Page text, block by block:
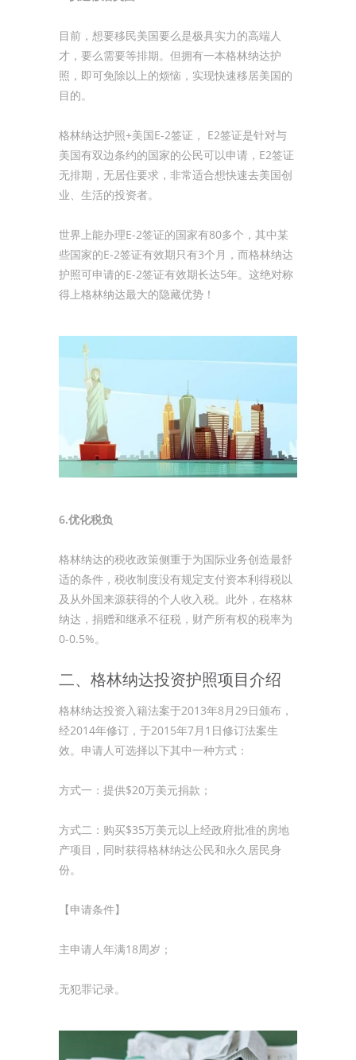
目前，想要移民美国要么是极具实力的高端人
才，要么需要等排期。但拥有一本格林纳达护
照，即可免除以上的烦恼，实现快速移居美国的
目的。
格林纳达护照+美国E-2签证， E2签证是针对与
美国有双边条约的国家的公民可以申请，E2签证
无排期，无居住要求，非常适合想快速去美国创
业、生活的投资者。
世界上能办理E-2签证的国家有80多个，其中某
些国家的E-2签证有效期只有3个月，而格林纳达
护照可申请的E-2签证有效期长达5年。这绝对称
得上格林纳达最大的隐藏优势！
6.优化税负
格林纳达的税收政策侧重于为国际业务创造最舒
适的条件，税收制度没有规定支付资本利得税以
及从外国来源获得的个人收入税。此外，在格林
纳达，捐赠和继承不征税，财产所有权的税率为
0-0.5%。
二、格林纳达投资护照项目介绍
格林纳达投资入籍法案于2013年8月29日颁布，
经2014年修订，于2015年7月1日修订法案生
效。申请人可选择以下其中一种方式：
方式一：提供$20万美元捐款；
方式二：购买$35万美元以上经政府批准的房地
产项目，同时获得格林纳达公民和永久居民身
份。
【申请条件】
主申请人年满18周岁；
无犯罪记录。